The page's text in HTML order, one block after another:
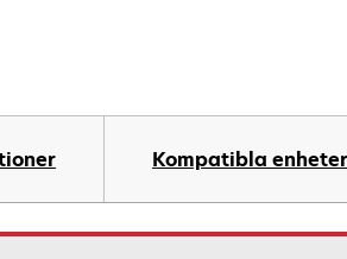
Kompatibla enheter